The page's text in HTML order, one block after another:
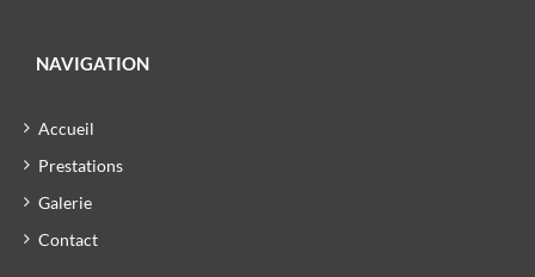
NAVIGATION
Accueil
Prestations
Galerie
Contact